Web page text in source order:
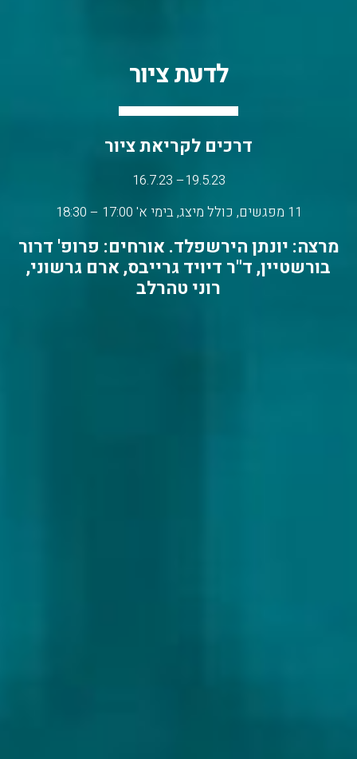
לדעת ציור
דרכים לקריאת ציור
19.5.23– 16.7.23
11 מפגשים, כולל מיצג, בימי א' 17:00 – 18:30
מרצה: יונתן הירשפלד. אורחים: פרופ' דרור
בורשטיין, ד"ר דיויד גרייבס, ארם גרשוני,
רוני טהרלב